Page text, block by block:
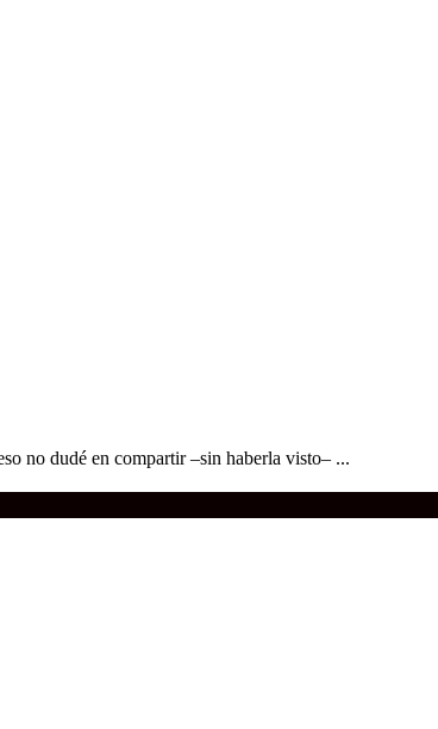
no dudé en compartir –sin haberla visto– ...